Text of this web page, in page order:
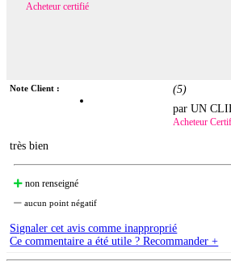
Acheteur certifié
Note Client : (5)
par UN
Acheteur
très bien
non renseigné
aucun point négatif
Signaler cet avis comme inapproprié
Ce commentaire a été utile ? Recommander +